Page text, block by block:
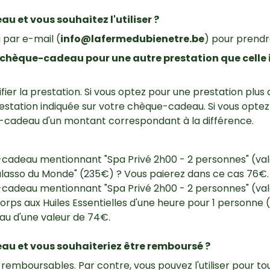
et vous souhaitez l'utiliser ?
par e-mail (info@lafermedubienetre.be) pour
cadeau pour une autre prestation que
la prestation. Si vous optez pour une prestation
indiquée sur votre chèque-cadeau. Si vous
d'un montant correspondant à la différence.
mentionnant "Spa Privé 2h00 - 2 personnes"
du Monde" (235€) ? Vous paierez dans ce cas 76€.
mentionnant "Spa Privé 2h00 - 2 personnes"
aux Huiles Essentielles d'une heure pour 1
d'une valeur de 74€.
et vous souhaiteriez être remboursé ?
Par contre, vous pouvez l'utiliser pour